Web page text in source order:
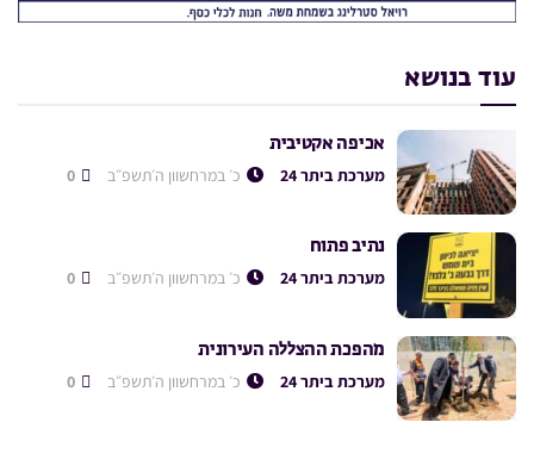
עוד בנושא
אכיפה אקטיבית
מערכת ביתר 24 כ׳ במרחשוון ה׳תשפ״ב
נתיב פתוח
מערכת ביתר 24 כ׳ במרחשוון ה׳תשפ״ב
מהפכת ההצללה העירונית
מערכת ביתר 24 כ׳ במרחשוון ה׳תשפ״ב